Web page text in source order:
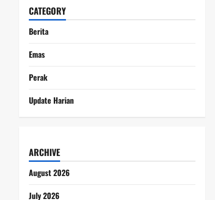
CATEGORY
Berita
Emas
Perak
Update Harian
ARCHIVE
August 2026
July 2026